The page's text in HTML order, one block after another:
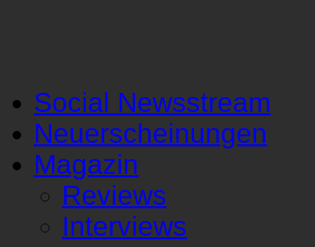
Social Newsstream
Neuerscheinungen
Magazin
Reviews
Interviews